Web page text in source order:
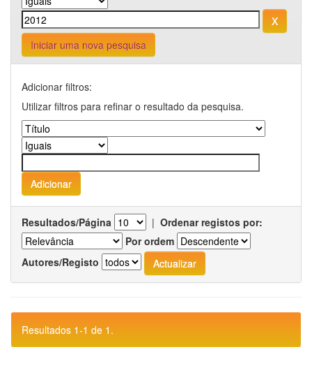
Iniciar uma nova pesquisa
Adicionar filtros:
Utilizar filtros para refinar o resultado da pesquisa.
Resultados/Página | Ordenar registos por:
Por ordem
Autores/Registo
Resultados 1-1 de 1.